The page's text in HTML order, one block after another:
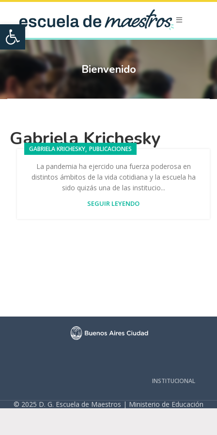
Open toolbar
Bienvenido
Gabriela Krichesky
GABRIELA KRICHESKY, PUBLICACIONES
La pandemia ha ejercido una fuerza poderosa en
distintos ámbitos de la vida cotidiana y la escuela ha
sido quizás una de las institucio...
SEGUIR LEYENDO
INSTITUCIONAL
© 2025 D. G. Escuela de Maestros | Ministerio de Educación